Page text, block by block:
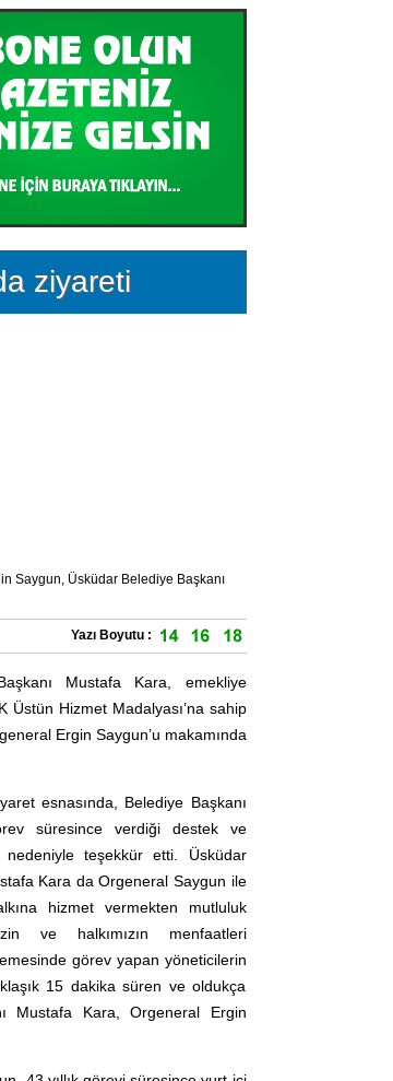
ziyareti
Saygun, Üsküdar Belediye Başkanı
Yazı Boyutu :
Mustafa Kara, emekliye
Üstün Hizmet Madalyası’na sahip
Ergin Saygun’u makamında
esnasında, Belediye Başkanı
süresince verdiği destek ve
nedeniyle teşekkür etti. Üsküdar
Kara da Orgeneral Saygun ile
hizmet vermekten mutluluk
ve halkımızın menfaatleri
görev yapan yöneticilerin
15 dakika süren ve oldukça
Mustafa Kara, Orgeneral Ergin